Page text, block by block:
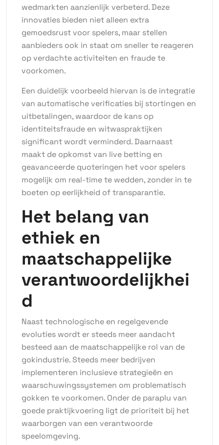
wedmarkten aanzienlijk verbeterd. Deze
innovaties bieden niet alleen extra
gemoedsrust voor spelers, maar stellen
aanbieders ook in staat om sneller te reageren
op verdachte activiteiten en fraude te
voorkomen.
Een duidelijk voorbeeld hiervan is de integratie
van automatische verificaties bij stortingen en
uitbetalingen, waardoor de kans op
identiteitsfraude en witwaspraktijken
significant wordt verminderd. Daarnaast
maakt de opkomst van live betting en
geavanceerde quoteringen het voor spelers
mogelijk om real-time te wedden, zonder in te
boeten op eerlijkheid of transparantie.
Het belang van
ethiek en
maatschappelijke
verantwoordelijkhei
d
Naast technologische en regelgevende
evoluties wordt er steeds meer aandacht
besteed aan de maatschappelijke rol van de
gokindustrie. Steeds meer bedrijven
implementeren inclusieve strategieën en
waarschuwingssystemen om problematisch
gokken te voorkomen. Onder de paraplu van
goede praktijkvoering ligt de prioriteit bij het
waarborgen van een verantwoorde
speelomgeving.